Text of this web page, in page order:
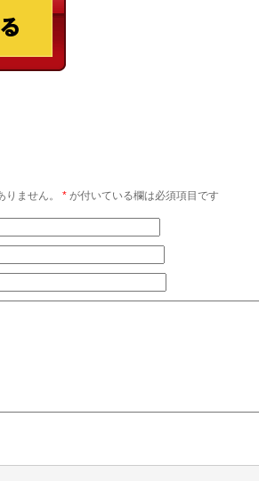
ません。 * が付いている欄は必須項目です